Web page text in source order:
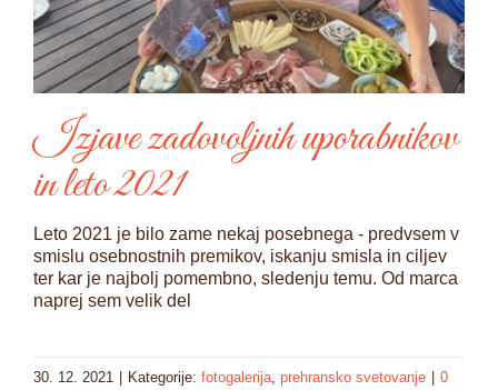
Izjave zadovoljnih uporabnikov
in leto 2021
Leto 2021 je bilo zame nekaj posebnega - predvsem v
smislu osebnostnih premikov, iskanju smisla in ciljev
ter kar je najbolj pomembno, sledenju temu. Od marca
naprej sem velik del
30. 12. 2021 | Kategorije: fotogalerija prehransko svetovanje | 0